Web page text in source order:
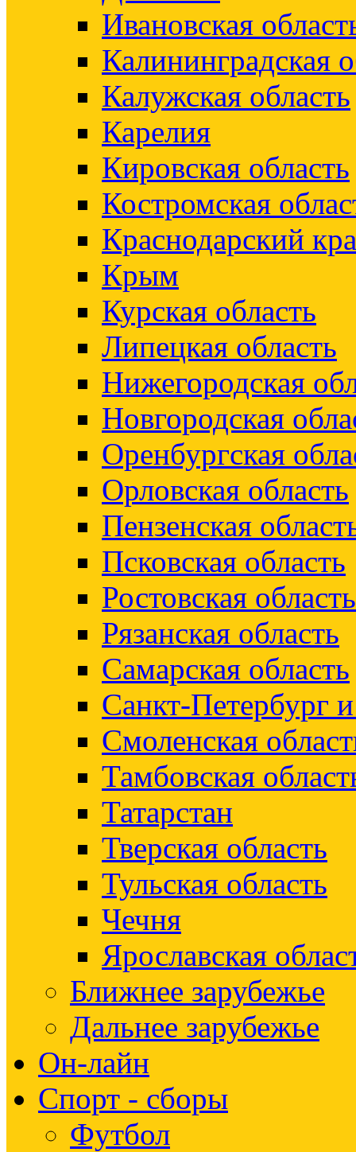
Ивановская
Калининградская
Калужская область
Карелия
Кировская область
Костромская
Краснодарский
Крым
Курская область
Липецкая область
Нижегородская
Новгородская
Оренбургская
Орловская область
Пензенская
Псковская область
Ростовская область
Рязанская область
Самарская область
Санкт-Петербург
Смоленская
Тамбовская
Татарстан
Тверская область
Тульская область
Чечня
Ярославская
Ближнее зарубежье
Дальнее зарубежье
Он-лайн
Спорт - сборы
Футбол